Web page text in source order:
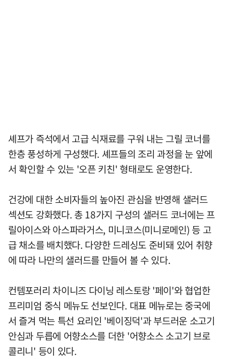
셰프가 즉석에서 고급 식재료를 구워 내는 그릴 코너를
한층 풍성하게 구성했다. 셰프들의 조리 과정을 눈 앞에
서 확인할 수 있는 '오픈 키친' 형태로도 운영한다.
건강에 대한 소비자들의 높아진 관심을 반영해 샐러드
섹션도 강화했다. 총 18가지 구성의 샐러드 코너에는 프
릴아이스와 아스파라거스, 미니코스(미니로메인) 등 고
급 채소를 배치했다. 다양한 드레싱도 준비돼 있어 취향
에 따라 나만의 샐러드를 만들어 볼 수 있다.
컨템포러리 차이니즈 다이닝 레스토랑 '페이'와 협업한
프리미엄 중식 메뉴도 선보인다. 대표 메뉴로는 중국에
서 즐겨 먹는 특선 요리인 '베이징덕'과 부드러운 소고기
안심과 두릅에 어향소스를 더한 '어향소스 소고기 브로
콜리니' 등이 있다.